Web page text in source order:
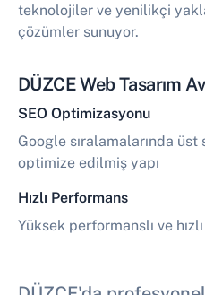
teknolojiler ve yenilikçi
çözümler sunuyor.
DÜZCE Web Tasarım
SEO Optimizasyonu
Google sıralamalarında üst
optimize edilmiş yapı
Hızlı Performans
Yüksek performanslı ve